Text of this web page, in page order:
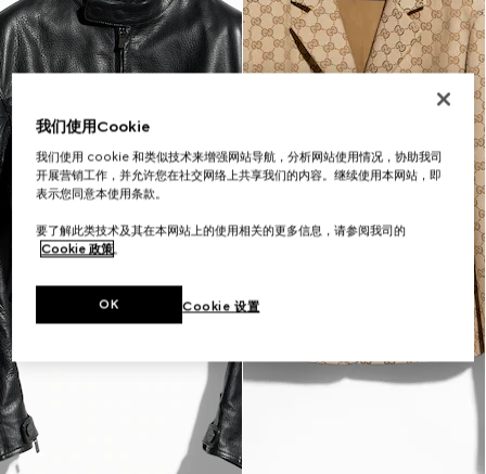
我们使用Cookie
我们使用 cookie 和类似技术来增强网站导航，分析网站使用情况，协助我司
开展营销工作，并允许您在社交网络上共享我们的内容。继续使用本网站，即
表示您同意本使用条款。
要了解此类技术及其在本网站上的使用相关的更多信息，请参阅我司的
Cookie 政策。
Cookie 设置
OK